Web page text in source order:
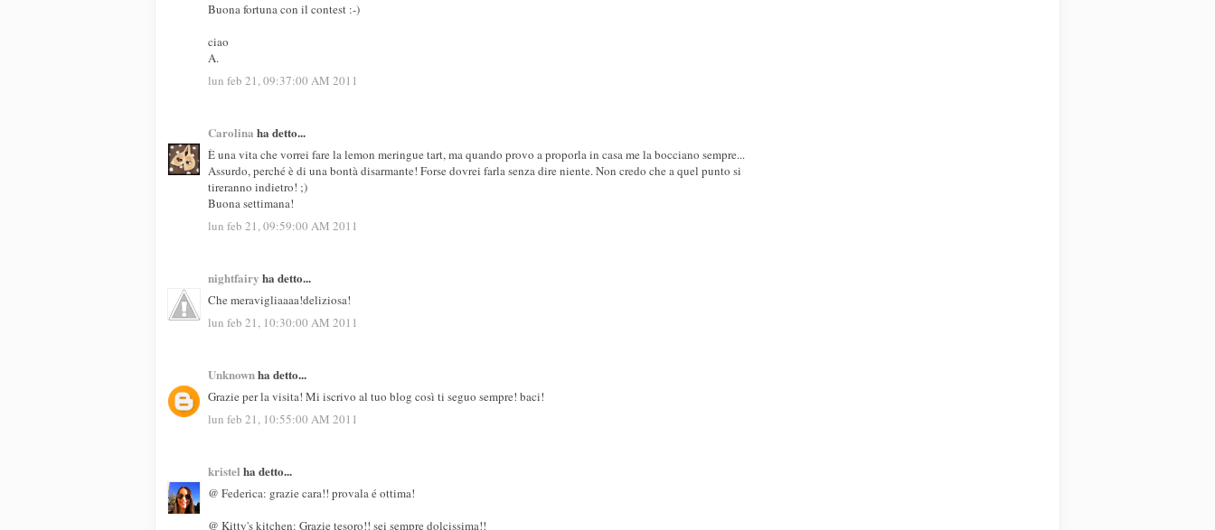
Buona fortuna con il contest :-)
ciao
A.
lun feb 21, 09:37:00 AM 2011
Carolina ha detto...
È una vita che vorrei fare la lemon meringue tart, ma quando provo a proporla in casa me la bocciano sempre...
Assurdo, perché è di una bontà disarmante! Forse dovrei farla senza dire niente. Non credo che a quel punto si
tireranno indietro! ;)
Buona settimana!
lun feb 21, 09:59:00 AM 2011
nightfairy ha detto...
Che meravigliaaaa!deliziosa!
lun feb 21, 10:30:00 AM 2011
Unknownha detto...
Grazie per la visita! Mi iscrivo al tuo blog così ti seguo sempre! baci!
lun feb 21, 10:55:00 AM 2011
kristel ha detto...
@ Federica: grazie cara!! provala é ottima!
@ Kitty's kitchen: Grazie tesoro!! sei sempre dolcissima!!